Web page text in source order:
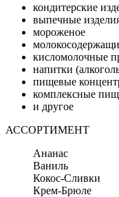
кондитерские
выпечные
мороженое
кисломолочные
напитки
пищевые
комплексные
и другое
АССОРТИМЕНТ
Ананас
Ваниль
Кокос-Сливки
Крем-Брюле